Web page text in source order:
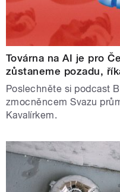
Továrna na AI je pro
zůstaneme pozadu,
Poslechněte si podcast
zmocněncem Svazu
Kavalírkem.